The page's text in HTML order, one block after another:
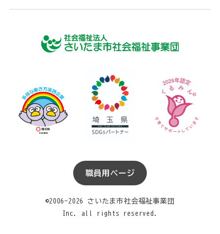
職員用ページ
©2006-2026 さいたま市社会福祉事業団
Inc. all rights reserved.